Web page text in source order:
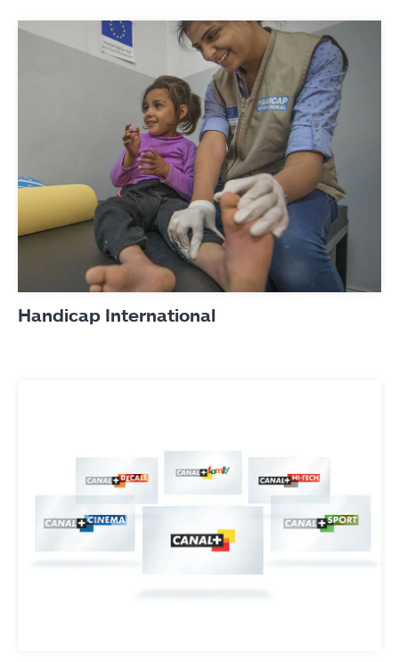
Contact
Handicap International